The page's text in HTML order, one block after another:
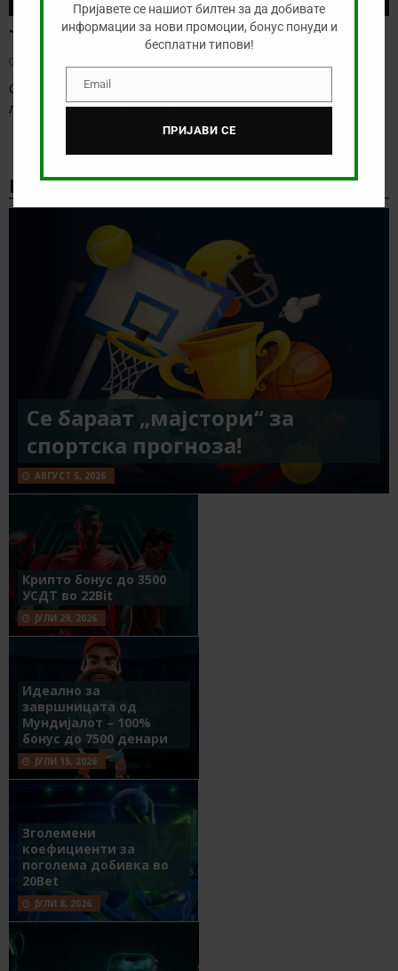
Тикет на денот (петок, 07.08.2026)
Овој викенд веќе бележиме старт на послабите европски
лиги, а за кратко ќе започнат и[…]
НАЈНОВИ БОНУС ВЕСТИ
Се бараат „мајстори“ за
спортска прогноза!
АВГУСТ 5, 2026
Крипто бонус до 3500
УСДТ во 22Bit
ЈУЛИ 29, 2026
Идеално за
завршницата од
Мундијалот – 100%
бонус до 7500 денари
ЈУЛИ 15, 2026
Зголемени
коефициенти за
поголема добивка во
20Bet
ЈУЛИ 8, 2026
Пријавете се нашиот билтен за да добивате
информации за нови промоции, бонус понуди и
бесплатни типови!
EmailEmail
ПРИЈАВИ СЕ